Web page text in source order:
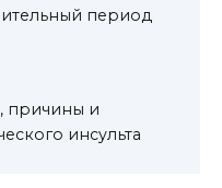
период
причины и
инсульта